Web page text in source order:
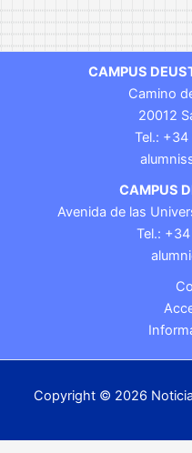
CAMPUS
Camino
20012
Tel.:
CAMPUS
Avenida de las
Tel.:
Copyright © 2026